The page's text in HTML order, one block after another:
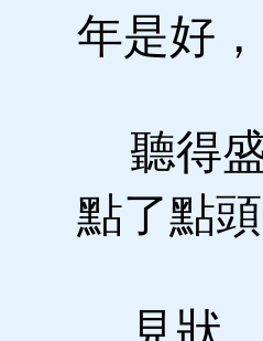
年是好
聽得盛
點了點頭
見狀，